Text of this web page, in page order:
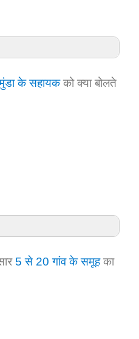
के सहायकको क्या बोलते
5 से 20 गांव के समूहका